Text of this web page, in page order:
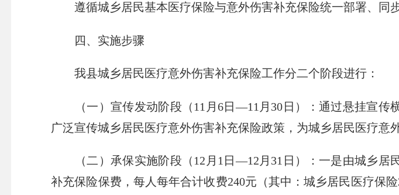
遵循城乡居民基本医疗保险与意外伤害补充保险统一部署、同
四、实施步骤
我县城乡居民医疗意外伤害补充保险工作分二个阶段进行：
（一）宣传发动阶段（11月6日—11月30日）：通过悬挂宣传
广泛宣传城乡居民医疗意外伤害补充保险政策，为城乡居民医疗意
（二）承保实施阶段（12月1日—12月31日）：一是由城乡居
补充保险保费，每人每年合计收费240元（其中：城乡居民医疗保